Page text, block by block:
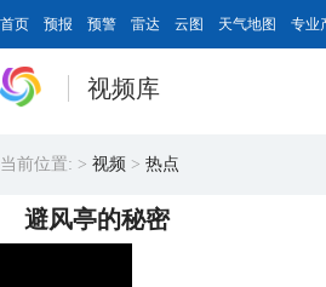
首页 预报 预警 雷达 云图 天气地图 专业
视频库
当前位置: > 视频 > 热点
避风亭的秘密